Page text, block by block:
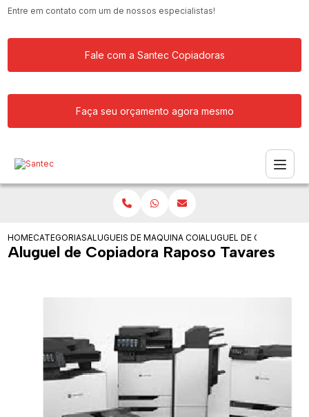
Entre em contato com um de nossos especialistas!
Fale com a Santec Copiadoras
Faça seu orçamento agora mesmo
HOMECATEGORIASALUGUEIS DE COPIADORASMAQUINA COPIADORA PROFISSIONAL
ALUGUEL DE COPIADORA
Aluguel de Copiadora Raposo Tavares